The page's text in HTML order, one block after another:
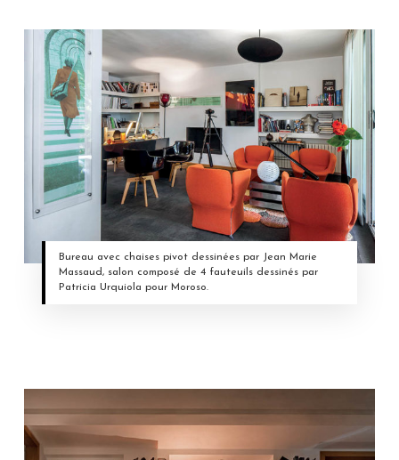
Bureau avec chaises pivot dessinées par Jean Marie
Massaud, salon composé de 4 fauteuils dessinés par
Patricia Urquiola pour Moroso.